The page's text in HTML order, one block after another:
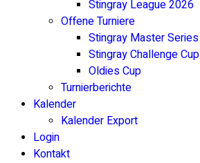
Stingray League 2026
Offene Turniere
Stingray Master Series
Stingray Challenge Cup
Oldies Cup
Turnierberichte
Kalender
Kalender Export
Login
Kontakt